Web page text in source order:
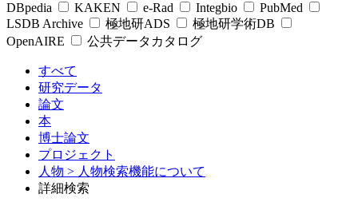
DBpedia
KAKEN e-Rad Integbio
PubMed
LSDB Archive
極地研ADS
極地研学術DB
OpenAIRE
公共データカタログ
すべて
研究データ
論文
本
博士論文
プロジェクト
人物 > 人物検索機能について
詳細検索